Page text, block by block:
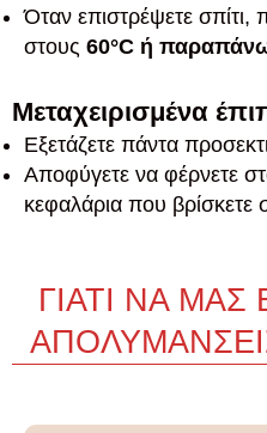
Όταν επιστρέψετε σπίτι,
στους 60°C ή
Μεταχειρισμένα
Εξετάζετε πάντα
Αποφύγετε να φέρνετε
κεφαλάρια που βρίσκετε
ΓΙΑΤΙ ΝΑ ΜΑΣ